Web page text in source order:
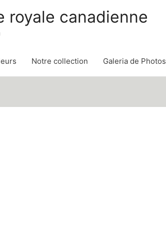
royale canadienne
Notre collection Galeria de Photos